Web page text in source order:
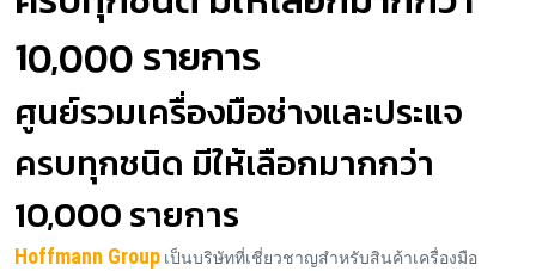
10,000 รายการ
ศูนย์รวมเครื่องมือช่างและประแจ
ครบทุกชนิด มีให้เลือกมากกว่า
10,000 รายการ
Hoffmann Group เป็นบริษัทที่เชี่ยวชาญสำหรับสินค้าเครื่องมือ